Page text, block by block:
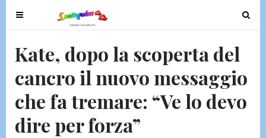
T
o
g
e
n
v
T
o
e
n
Kate, dopo la scoperta del
cancro il nuovo messaggio
che fa tremare: “Ve lo devo
dire per forza”